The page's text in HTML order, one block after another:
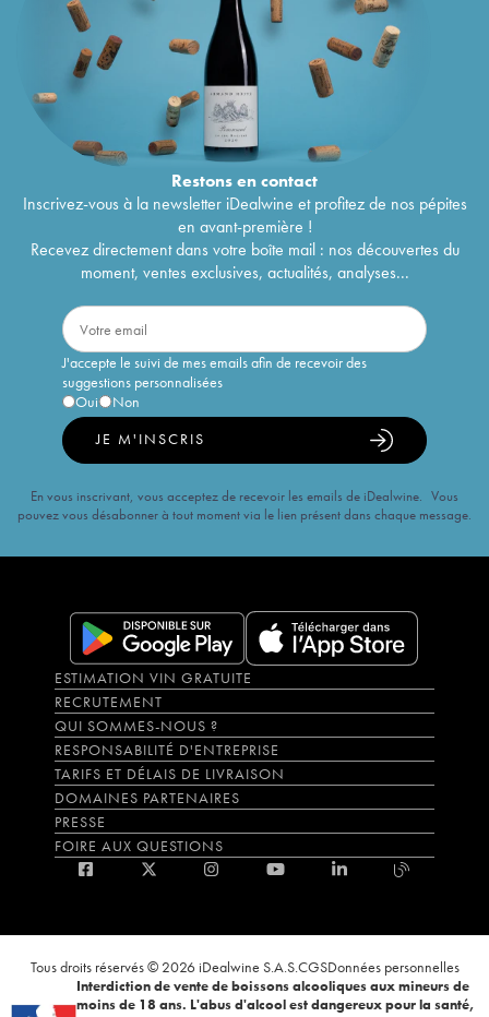
Restons encontact
Inscrivez-vous à la newsletter iDealwine et profitez de nos pépites
en avant-première !
Recevez directement dans votre boîte mail : nos découvertes du
moment, ventes exclusives, actualités, analyses...
J'accepte le suivi de mes emails afin de recevoir des
suggestions personnalisées
Oui
Non
JE M'INSCRIS
En vous inscrivant, vous acceptez de recevoir les emails de iDealwine. Vous
pouvez vous désabonner à tout moment via le lien présent dans chaque message.
ESTIMATION VIN GRATUITE
RECRUTEMENT
QUI SOMMES-NOUS ?
RESPONSABILITÉ D'ENTREPRISE
TARIFS ET DÉLAIS DE LIVRAISON
DOMAINES PARTENAIRES
PRESSE
FOIRE AUX QUESTIONS
Tous droits réservés © 2026 iDealwine S.A.S.CGSDonnées personnelles
Interdiction de vente de boissons alcooliques aux mineurs de
moins de 18 ans. L'abus d'alcool est dangereux pour la santé,